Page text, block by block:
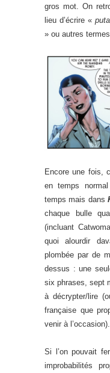
gros mot. On
lieu d’écrire «
» ou autres
Encore une fois,
en temps
temps mais dans
chaque bulle
(incluant
quoi alourdir
plombée par de
dessus : une
six phrases, sept
à décrypter/lire
française que
venir à l’occasion).
Si l’on pouvait
improbabilités